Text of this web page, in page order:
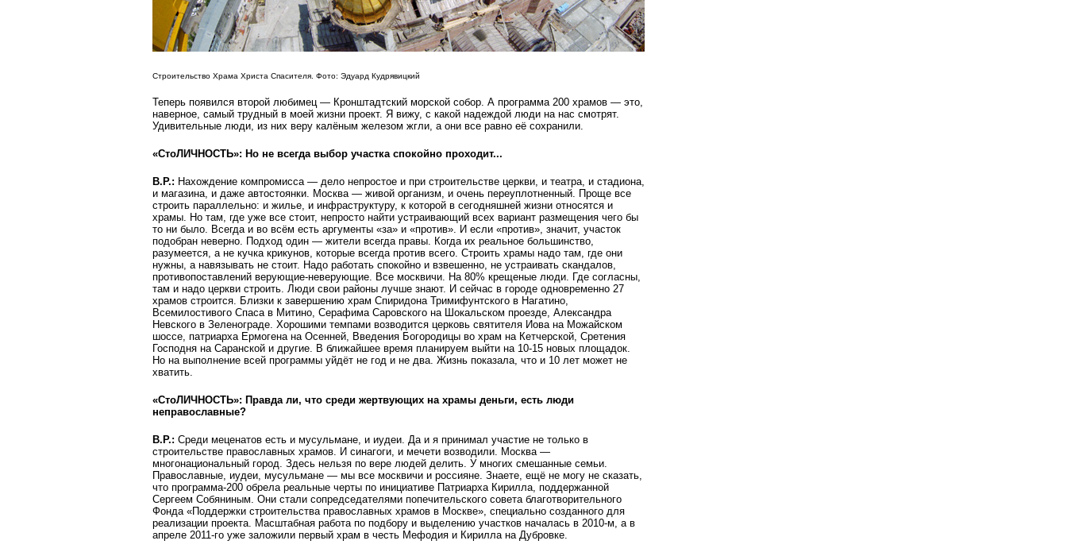
Строительство Храма Христа Спасителя. Фото: Эдуард Кудрявицкий
Теперь появился второй любимец — Кронштадтский морской собор. А программа 200 храмов — это,
наверное, самый трудный в моей жизни проект. Я вижу, с какой надеждой люди на нас смотрят.
Удивительные люди, из них веру калёным железом жгли, а они все равно её сохранили.
«СтоЛИЧНОСТЬ»: Но не всегда выбор участка спокойно проходит...
В.Р.: Нахождение компромисса — дело непростое и при строительстве церкви, и театра, и стадиона,
и магазина, и даже автостоянки. Москва — живой организм, и очень переуплотненный. Проще все
строить параллельно: и жилье, и инфраструктуру, к которой в сегодняшней жизни относятся и
храмы. Но там, где уже все стоит, непросто найти устраивающий всех вариант размещения чего бы
то ни было. Всегда и во всём есть аргументы «за» и «против». И если «против», значит, участок
подобран неверно. Подход один — жители всегда правы. Когда их реальное большинство,
разумеется, а не кучка крикунов, которые всегда против всего. Строить храмы надо там, где они
нужны, а навязывать не стоит. Надо работать спокойно и взвешенно, не устраивать скандалов,
противопоставлений верующие-неверующие. Все москвичи. На 80% крещеные люди. Где согласны,
там и надо церкви строить. Люди свои районы лучше знают. И сейчас в городе одновременно 27
храмов строится. Близки к завершению храм Спиридона Тримифунтского в Нагатино,
Всемилостивого Спаса в Митино, Серафима Саровского на Шокальском проезде, Александра
Невского в Зеленограде. Хорошими темпами возводится церковь святителя Иова на Можайском
шоссе, патриарха Ермогена на Осенней, Введения Богородицы во храм на Кетчерской, Сретения
Господня на Саранской и другие. В ближайшее время планируем выйти на 10-15 новых площадок.
Но на выполнение всей программы уйдёт не год и не два. Жизнь показала, что и 10 лет может не
хватить.
«СтоЛИЧНОСТЬ»: Правда ли, что среди жертвующих на храмы деньги, есть люди
неправославные?
В.Р.: Среди меценатов есть и мусульмане, и иудеи. Да и я принимал участие не только в
строительстве православных храмов. И синагоги, и мечети возводили. Москва —
многонациональный город. Здесь нельзя по вере людей делить. У многих смешанные семьи.
Православные, иудеи, мусульмане — мы все москвичи и россияне. Знаете, ещё не могу не сказать,
что программа-200 обрела реальные черты по инициативе Патриарха Кирилла, поддержанной
Сергеем Собяниным. Они стали сопредседателями попечительского совета благотворительного
Фонда «Поддержки строительства православных храмов в Москве», специально созданного для
реализации проекта. Масштабная работа по подбору и выделению участков началась в 2010-м, а в
апреле 2011-го уже заложили первый храм в честь Мефодия и Кирилла на Дубровке.